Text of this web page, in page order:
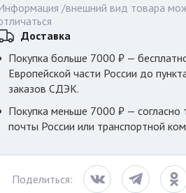
/внешний вид товара
Доставка
Покупка больше 7000 ₽ —
Европейской части России до
заказов СДЭК.
Покупка меньше 7000 ₽ — согласно
почты России или транспортной
Поделиться: